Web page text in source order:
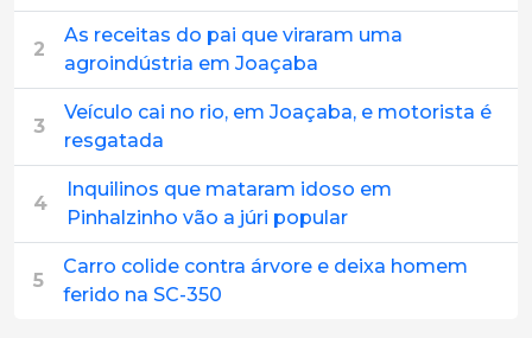
2
As receitas do pai que viraram uma
agroindústria em Joaçaba
3
Veículo cai no rio, em Joaçaba, e motorista é
resgatada
4
Inquilinos que mataram idoso em
Pinhalzinho vão a júri popular
5
Carro colide contra árvore e deixa homem
ferido na SC-350